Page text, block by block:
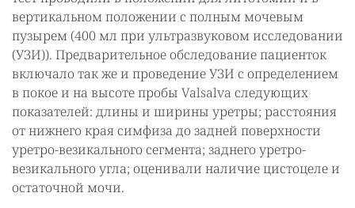
вертикальном положении с полным мочевым
пузырем (400 мл при ультразвуковом исследовании
(УЗИ)). Предварительное обследование пациенток
включало так же и проведение УЗИ с определением
в покое и на высоте пробы Valsalva следующих
показателей: длины и ширины уретры; расстояния
от нижнего края симфиза до задней поверхности
уретро-везикального сегмента; заднего уретро-
везикального угла; оценивали наличие цистоцеле и
остаточной мочи.